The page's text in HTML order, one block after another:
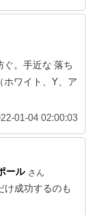
ぐ。手近な 落ち
ホワイト、Y、ア
01-04 02:00:03
ール さん
け成功するのも